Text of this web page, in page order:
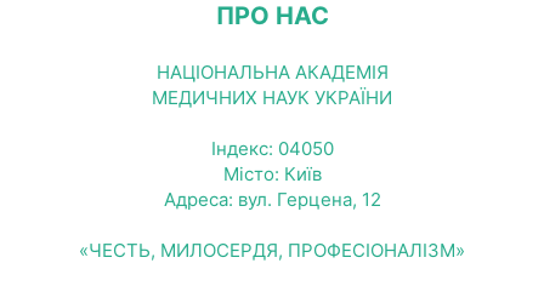
ПРО НАС
НАЦІОНАЛЬНА АКАДЕМІЯ
МЕДИЧНИХ НАУК УКРАЇНИ
Індекс: 04050
Місто: Київ
Адреса: вул. Герцена, 12
«ЧЕСТЬ, МИЛОСЕРДЯ, ПРОФЕСІОНАЛІЗМ»